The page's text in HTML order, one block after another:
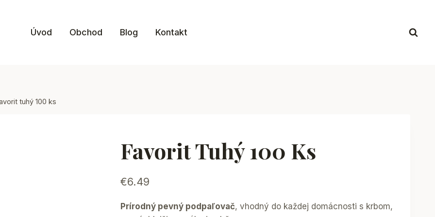
Úvod Obchod Blog Kontakt
tuhý 100 ks
Favorit Tuhý 100 Ks
€6.49
Prírodný pevný podpaľovač, vhodný do každej domácnosti s krbom,